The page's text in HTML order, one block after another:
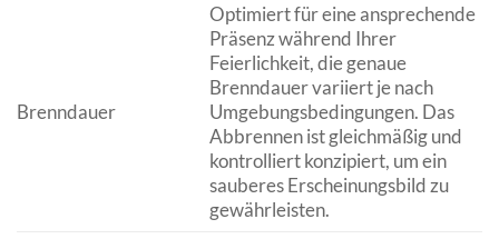
Brenndauer
Optimiert für eine ansprechende
Präsenz während Ihrer
Feierlichkeit, die genaue
Brenndauer variiert je nach
Umgebungsbedingungen. Das
Abbrennen ist gleichmäßig und
kontrolliert konzipiert, um ein
sauberes Erscheinungsbild zu
gewährleisten.